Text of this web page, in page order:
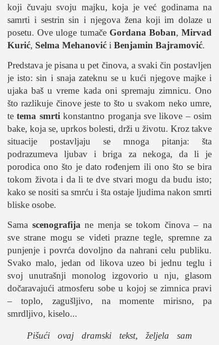
STUDENTSKI DNEVNI LIST
o nama
kontakt
koji čuvaju svoju majku, koja je već godinama na
samrti i sestrin sin i njegova žena koji im dolaze u
posetu. Ove uloge tumače Gordana Boban,Mirvad
Kurić, Selma Mehanović i Benjamin Bajramović.
Predstava je pisana u pet činova, a svaki čin postavljen
je isto: sin i snaja zateknu se u kući njegove majke i
ujaka baš u vreme kada oni spremaju zimnicu. Ono
što razlikuje činove jeste to što u svakom neko umre,
tetema smrti konstantno proganja sve likove – osim
bake, koja se, uprkos bolesti, drži u životu. Kroz takve
situacije postavljaju se mnoga pitanja: šta
podrazumeva ljubav i briga za nekoga, da li je
porodica ono što je dato rođenjem ili ono što se bira
tokom života i da li te dve stvari mogu da budu isto;
kako se nositi sa smrću i šta ostaje ljudima nakon smrti
bliske osobe.
Sama scenografija ne menja se tokom činova – na
sve strane mogu se videti prazne tegle, spremne za
punjenje i povrća dovoljno da nahrani celu publiku.
Svako malo, jedan od likova uzeo bi jednu teglu i
svoj unutrašnji monolog izgovorio u nju, glasom
dočaravajući atmosferu sobe u kojoj se zimnica pravi
– toplo, zagušljivo, na momente mirisno, pa
smrdljivo, kiselo...
Pišući ovaj dramski tekst, željela sam